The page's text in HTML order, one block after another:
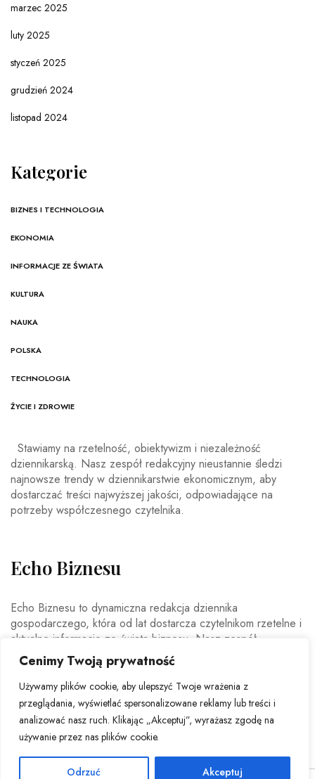
Cenimy Twoją prywatność
Używamy plików cookie, aby ulepszyć Twoje wrażenia z
przeglądania, wyświetlać spersonalizowane reklamy lub treści i
analizować nasz ruch. Klikając „Akceptuj”, wyrażasz zgodę na
używanie przez nas plików cookie.
Odrzuć Akceptuj
marzec 2025
luty 2025
styczeń 2025
grudzień 2024
listopad 2024
Kategorie
BIZNES I TECHNOLOGIA
EKONOMIA
INFORMACJE ZE ŚWIATA
KULTURA
NAUKA
POLSKA
TECHNOLOGIA
ŻYCIE I ZDROWIE
Stawiamy na rzetelność, obiektywizm i niezależność
dziennikarską. Nasz zespół redakcyjny nieustannie śledzi
najnowsze trendy w dziennikarstwie ekonomicznym, aby
dostarczać treści najwyższej jakości, odpowiadające na
potrzeby współczesnego czytelnika.
Echo Biznesu
Echo Biznesu to dynamiczna redakcja dziennika
gospodarczego, która od lat dostarcza czytelnikom rzetelne i
aktualne informacje ze świata biznesu. Nasz zespół
doświadczonych dziennikarzy i ekspertów ekonomicznych
codziennie analizuje najważniejsze wydarzenia rynkowe,
trendy gospodarcze oraz decyzje mające wpływ na polską i
światową ekonomię.